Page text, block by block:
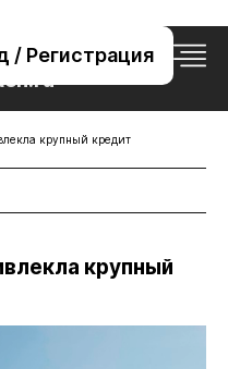
/ Регистрация
76-32
крупный кредит
крупный